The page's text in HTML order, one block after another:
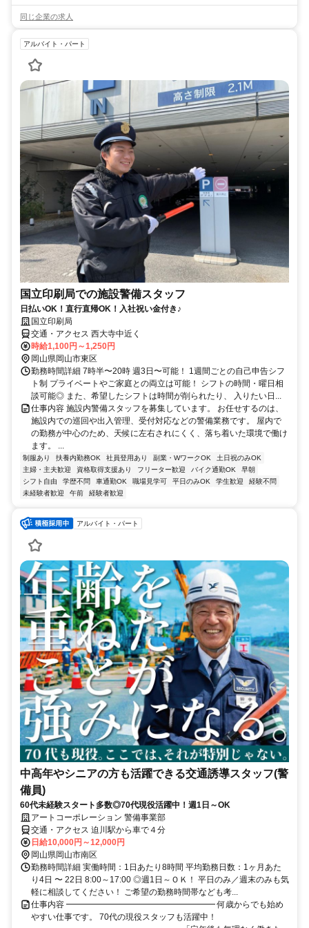
同じ企業の求人
アルバイト・パート
国立印刷局での施設警備スタッフ
日払いOK！直行直帰OK！入社祝い金付き♪
国立印刷局
交通・アクセス 西大寺中近く
時給1,100円～1,250円
岡山県岡山市東区
勤務時間詳細 7時半〜20時 週3日〜可能！ 1週間ごとの自己申告シフ
ト制 プライベートやご家庭との両立は可能！ シフトの時間・曜日相
談可能◎ また、希望したシフトは時間が削られたり、 入りたい日...
仕事内容 施設内警備スタッフを募集しています。 お任せするのは、
施設内での巡回や出入管理、受付対応などの警備業務です。 屋内で
の勤務が中心のため、天候に左右されにくく、落ち着いた環境で働け
ます。 ...
制服あり 扶養内勤務OK 社員登用あり 副業・WワークOK
土日祝のみOK
主婦・主夫歓迎
資格取得支援あり フリーター歓迎 バイク通勤OK
早朝
シフト自由
学歴不問 車通勤OK 職場見学可 平日のみOK 学生歓迎
経験不問
未経験者歓迎
午前 経験者歓迎
アルバイト・パート
中高年やシニアの方も活躍できる交通誘導スタッフ(警
備員)
60代未経験スタート多数◎70代現役活躍中！週1日～OK
アートコーポレーション 警備事業部
交通・アクセス 迫川駅から車で４分
日給10,000円～12,000円
岡山県岡山市南区
勤務時間詳細 実働時間：1日あたり8時間 平均勤務日数：1ヶ月あた
り4日 〜 22日 8:00～17:00 ◎週1日～ＯＫ！ 平日のみ／週末のみも気
軽に相談してください！ ご希望の勤務時間帯なども考...
仕事内容 ━━━━━━━━━━━━━━━━━━ 何歳からでも始め
やすい仕事です。 70代の現役スタッフも活躍中！